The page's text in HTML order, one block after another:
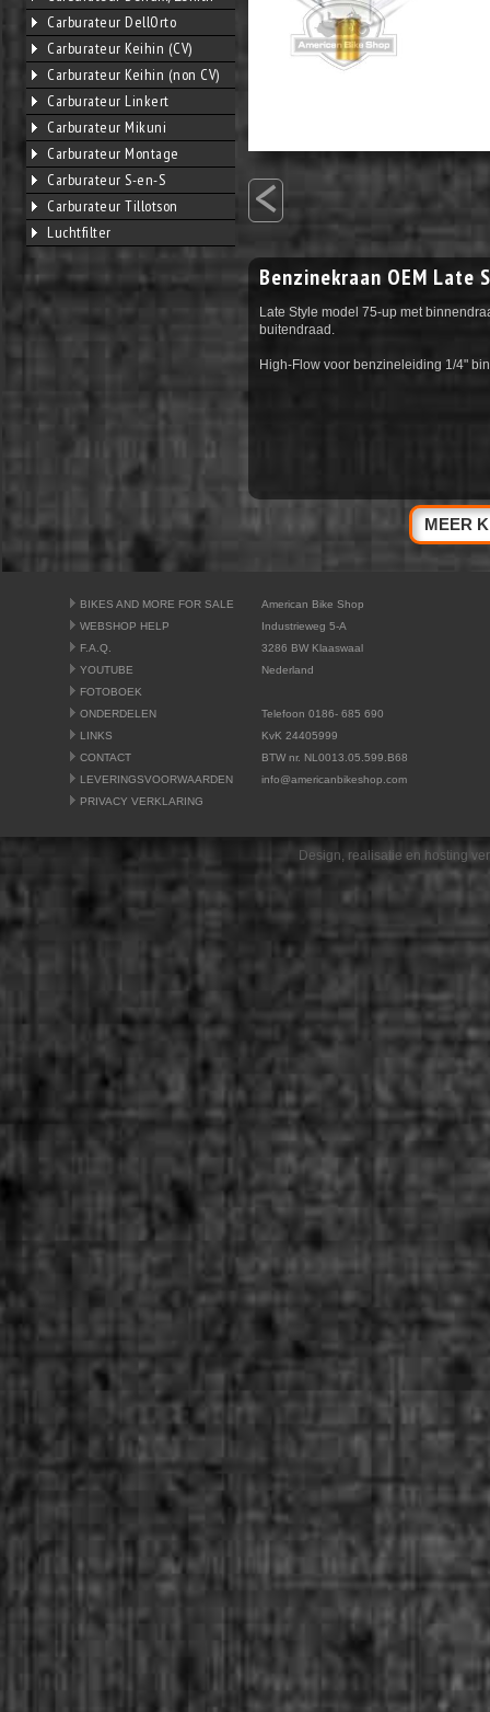
Carburateur DellOrto
Carburateur Keihin (CV)
Carburateur Keihin (non CV)
Carburateur Linkert
Carburateur Mikuni
Carburateur Montage
Carburateur S-en-S
Carburateur Tillotson
Luchtfilter
<
Benzinekraan OEM Late
Late Style model 75-up met
buitendraad.
High-Flow voor benzineleiding 1/4"
MEER
BIKES AND MORE FOR SALE
WEBSHOP HELP
F.A.Q.
YOUTUBE
FOTOBOEK
ONDERDELEN
LINKS
CONTACT
LEVERINGSVOORWAARDEN
PRIVACY VERKLARING
American Bike Shop
Industrieweg 5-A
3286 BW Klaaswaal
Nederland
Telefoon 0186- 685 690
KvK 24405999
BTW nr. NL0013.05.599.B68
info@americanbikeshop.com
Design, realisatie en hosting